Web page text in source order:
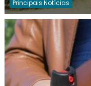
Principais Notícias